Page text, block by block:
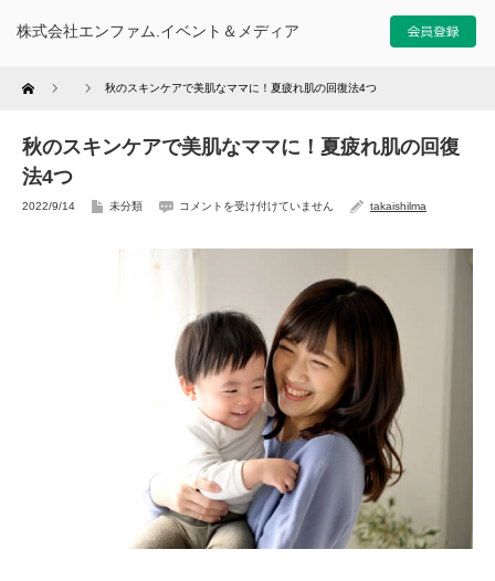
株式会社エンファム.イベント＆メディア
Home 秋のスキンケアで美肌なママに！夏疲れ肌の回復法4つ
秋のスキンケアで美肌なママに！夏疲れ肌の回復
法4つ
2022/9/14 未分類 コメントを受け付けていません takaishilma